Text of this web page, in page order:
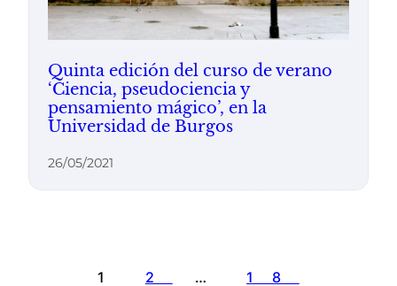
Quinta edición del curso de verano
‘Ciencia, pseudociencia y
pensamiento mágico’, en la
Universidad de Burgos
26/05/2021
1 2 … 18